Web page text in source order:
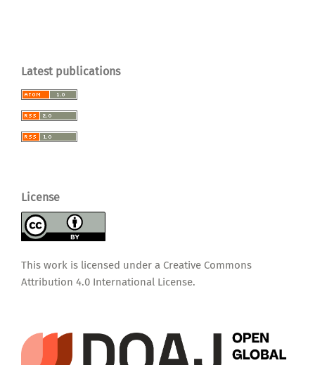
Latest publications
License
This work is licensed under a Creative Commons
Attribution 4.0 International License.